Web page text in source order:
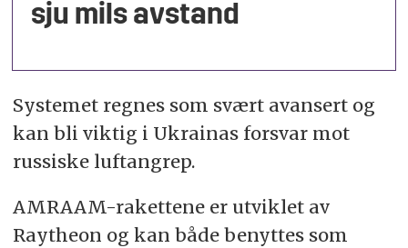
sju mils avstand
Systemet regnes som svært avansert og
kan bli viktig i Ukrainas forsvar mot
russiske luftangrep.
AMRAAM-rakettene er utviklet av
Raytheon og kan både benyttes som